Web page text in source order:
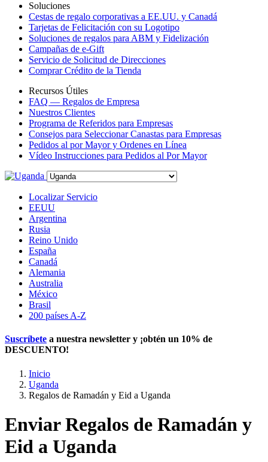
Soluciones
Cestas de regalo corporativas a EE.UU. y Canadá
Tarjetas de Felicitación con su Logotipo
Soluciones de regalos para ABM y Fidelización
Campañas de e-Gift
Servicio de Solicitud de Direcciones
Comprar Crédito de la Tienda
Recursos Útiles
FAQ — Regalos de Empresa
Nuestros Clientes
Programa de Referidos para Empresas
Consejos para Seleccionar Canastas para Empresas
Pedidos al por Mayor y Ordenes en Línea
Vídeo Instrucciones para Pedidos al Por Mayor
Localizar Servicio
EEUU
Argentina
Rusia
Reino Unido
España
Canadá
Alemania
Australia
México
Brasil
200 países A-Z
Suscríbete a nuestra newsletter y ¡obtén un 10% de
DESCUENTO!
Inicio
Uganda
Regalos de Ramadán y Eid a Uganda
Enviar Regalos de Ramadán y
Eid a Uganda